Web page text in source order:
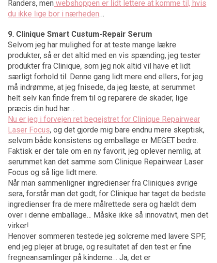
Randers, men webshoppen er lidt lettere at komme til, hvis
du ikke lige bor i nærheden…
9. Clinique Smart Custum-Repair Serum
Selvom jeg har mulighed for at teste mange lækre
produkter, så er det altid med en vis spænding, jeg tester
produkter fra Clinique, som jeg nok altid vil have et lidt
særligt forhold til. Denne gang lidt mere end ellers, for jeg
må indrømme, at jeg fnisede, da jeg læste, at serummet
helt selv kan finde frem til og reparere de skader, lige
præcis din hud har…
Nu er jeg i forvejen ret begejstret for Clinique Repairwear
Laser Focus, og det gjorde mig bare endnu mere skeptisk,
selvom både konsistens og emballage er MEGET bedre.
Faktisk er der tale om en ny favorit, jeg oplever nemlig, at
serummet kan det samme som Clinique Repairwear Laser
Focus og så lige lidt mere.
Når man sammenligner ingredienser fra Cliniques øvrige
sera, forstår man det godt, for Clinique har taget de bedste
ingredienser fra de mere målrettede sera og hældt dem
over i denne emballage… Måske ikke så innovativt, men det
virker!
Henover sommeren testede jeg solcreme med lavere SPF,
end jeg plejer at bruge, og resultatet af den test er fine
fregneansamlinger på kinderne… Ja, det er